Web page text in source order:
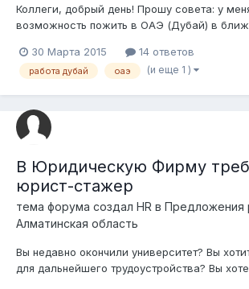
Коллеги, добрый день! Прошу совета: у
возможность пожить в ОАЭ (Дубай) в
Рассматриваю любые разумные варианты
привязки к специальности.
30 Марта 2015 14 ответов
работа дубай оаэ (и еще 1 )
В Юридическую Фирму
юрист-стажер
тема форума создал HR в Предложения
Алматинская область
Вы недавно окончили университет? Вы
для дальнейшего трудоустройства? Вы